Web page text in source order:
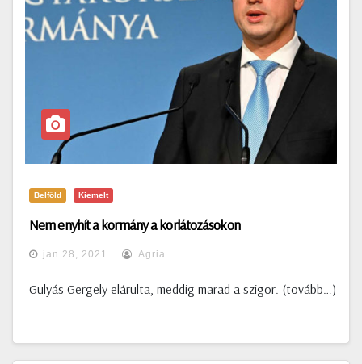
Belföld Kiemelt
Nem enyhít a kormány a korlátozásokon
jan 28, 2021 Agria
Gulyás Gergely elárulta, meddig marad a szigor. (tovább…)